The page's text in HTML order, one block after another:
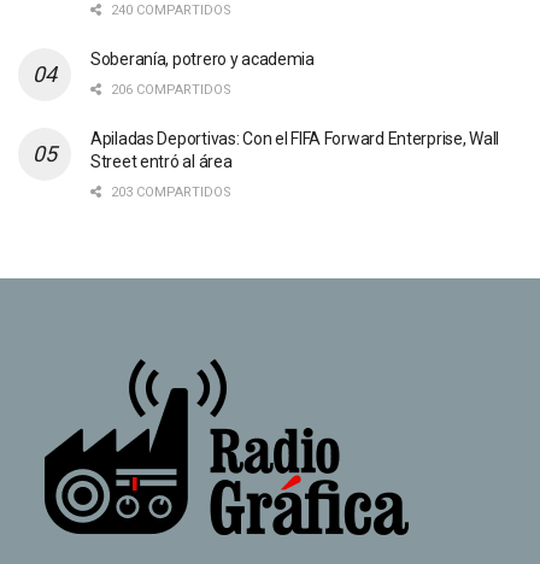
240 COMPARTIDOS
Soberanía, potrero y academia
206 COMPARTIDOS
Apiladas Deportivas: Con el FIFA Forward Enterprise, Wall
Street entró al área
203 COMPARTIDOS